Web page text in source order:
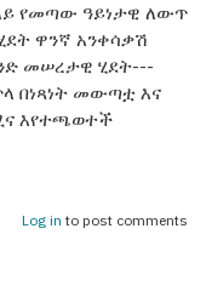
የመጣው ዓይነታዊ ለውጥ
ዋንኛ አንቀሳቃሽ
መሠረታዊ ሂደት---
በነጻነት መውጣቷ እና
እየተጫወተች
Log in to post comments